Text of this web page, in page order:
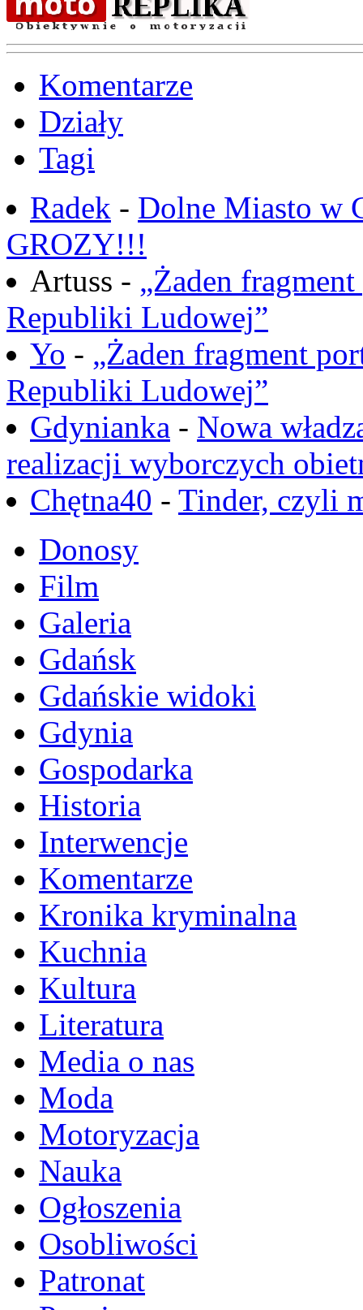
Komentarze
Działy
Tagi
Radek - Dolne Miasto w
GROZY!!!
Artuss - „Żaden
Republiki Ludowej”
Yo - „Żaden fragment
Republiki Ludowej”
Gdynianka - Nowa
realizacji wyborczych
Chętna40 - Tinder, czyli
Donosy
Film
Galeria
Gdańsk
Gdańskie widoki
Gdynia
Gospodarka
Historia
Interwencje
Komentarze
Kronika kryminalna
Kuchnia
Kultura
Literatura
Media o nas
Moda
Motoryzacja
Nauka
Ogłoszenia
Osobliwości
Patronat